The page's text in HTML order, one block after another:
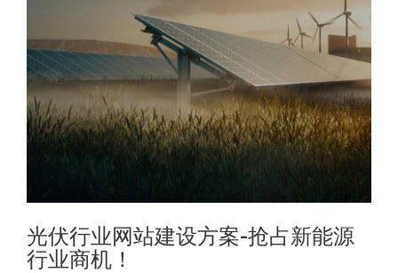
光伏行业网站建设方案-抢占新能源
行业商机！